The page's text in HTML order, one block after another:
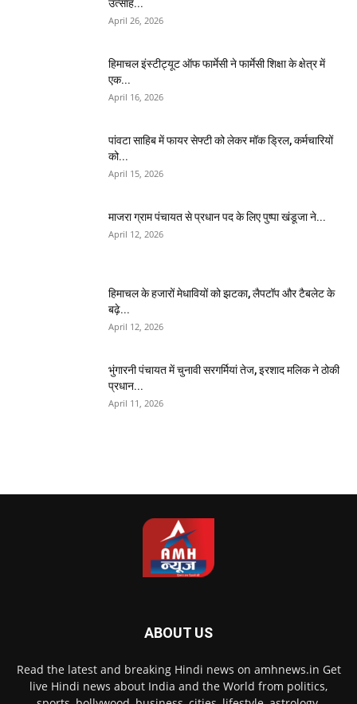
उत्साह...
April 26, 2026
हिमाचल इंस्टीट्यूट ऑफ फार्मेसी ने फार्मेसी शिक्षा के क्षेत्र में
एक...
April 16, 2026
पांवटा साहिब में फायर सेफ्टी को लेकर मॉक ड्रिल, कर्मचारियों
को...
April 15, 2026
माजरा ग्राम पंचायत से प्रधान पद के लिए पुष्पा खंडूजा ने...
April 12, 2026
हिमाचल के हजारों मेधावियों को झटका, लैपटॉप और टैबलेट के
बढ़े...
April 12, 2026
भुंगारनी पंचायत में चुनावी सरगर्मियां तेज, इरशाद मलिक ने ठोकी
प्रधान...
April 11, 2026
ABOUT US
Read the latest and breaking Hindi news on amhnews.in Get
live Hindi news about India and the World from politics,